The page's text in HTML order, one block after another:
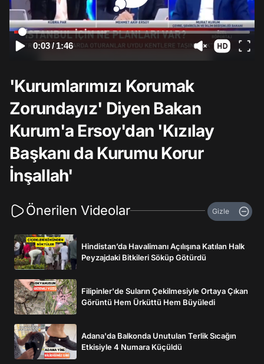
0:03/ 1:46
'Kurumlarımızı Korumak
Zorundayız' Diyen Bakan
Kurum'a Ersoy'dan 'Kızılay
Başkanı da Kurumu Korur
İnşallah'
Önerilen Videolar Gizle
Hindistan’da Havalimanı Açılışına Katılan Halk
Peyzajdaki Bitkileri Söküp Götürdü
Filipinler'de Suların Çekilmesiyle Ortaya Çıkan
Görüntü Hem Ürküttü Hem Büyüledi
Adana'da Balkonda Unutulan Terlik Sıcağın
Etkisiyle 4 Numara Küçüldü